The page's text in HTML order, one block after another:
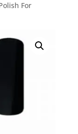
For